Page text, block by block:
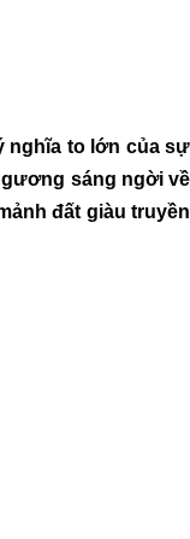
nghĩa to lớn của sự
sáng ngời về
đất giàu truyền